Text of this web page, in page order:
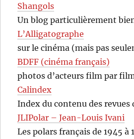
Shangols
Un blog particulièrement
L’Alligatographe
sur le cinéma (mais pas
BDFF (cinéma français)
photos d’acteurs film par
Calindex
Index du contenu des revues
JLIPolar – Jean-Louis Ivani
Les polars français de 1945 à